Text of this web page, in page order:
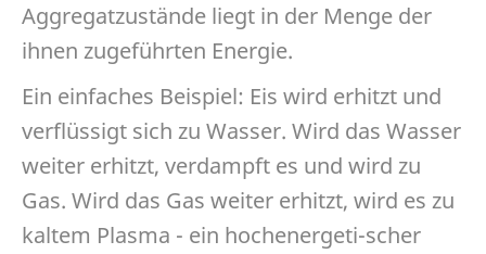
Aggregatzustände liegt in der Menge der
ihnen zugeführten Energie.
Ein einfaches Beispiel: Eis wird erhitzt und
verflüssigt sich zu Wasser. Wird das Wasser
weiter erhitzt, verdampft es und wird zu
Gas. Wird das Gas weiter erhitzt, wird es zu
kaltem Plasma - ein hochenergeti-scher